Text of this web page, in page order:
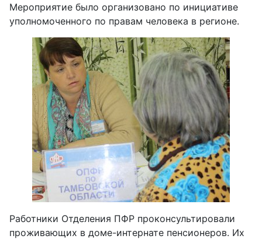
Мероприятие было организовано по инициативе
уполномоченного по правам человека в регионе.
Работники Отделения ПФР проконсультировали
проживающих в доме-интернате пенсионеров. Их